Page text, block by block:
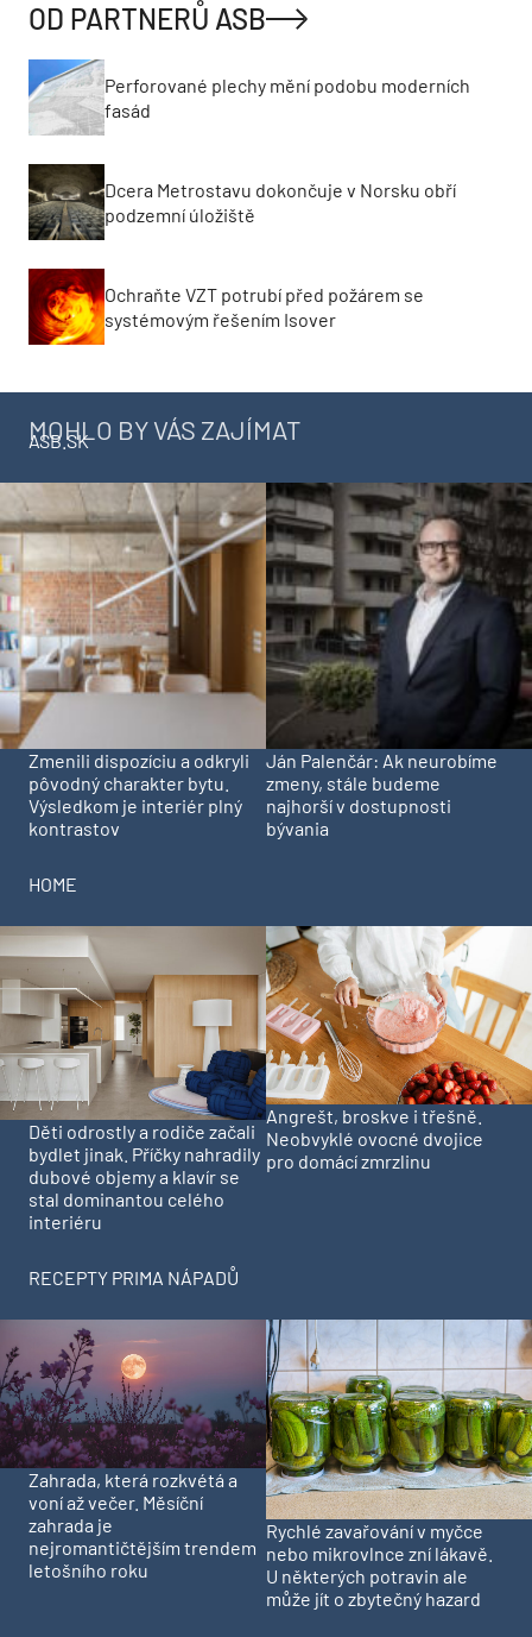
OD PARTNERŮ ASB
Perforované plechy mění podobu moderních
fasád
Dcera Metrostavu dokončuje v Norsku obří
podzemní úložiště
Ochraňte VZT potrubí před požárem se
systémovým řešením Isover
MOHLO BY VÁS ZAJÍMAT
ASB.SK
Zmenili dispozíciu a odkryli
pôvodný charakter bytu.
Výsledkom je interiér plný
kontrastov
Ján Palenčár: Ak neurobíme
zmeny, stále budeme
najhorší v dostupnosti
bývania
HOME
Děti odrostly a rodiče začali
bydlet jinak. Příčky nahradily
dubové objemy a klavír se
stal dominantou celého
interiéru
Angrešt, broskve i třešně.
Neobvyklé ovocné dvojice
pro domácí zmrzlinu
RECEPTY PRIMA NÁPADŮ
Zahrada, která rozkvétá a
voní až večer. Měsíční
zahrada je
nejromantičtějším trendem
letošního roku
Rychlé zavařování v myčce
nebo mikrovlnce zní lákavě.
U některých potravin ale
může jít o zbytečný hazard